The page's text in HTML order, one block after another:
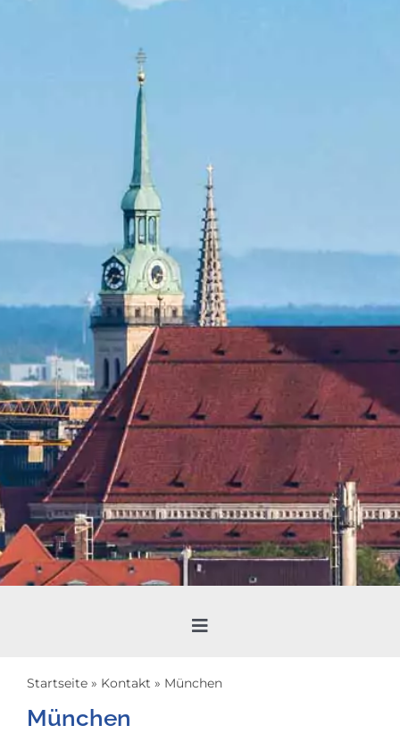
Toggle
Lübeck
Startseite» Kontakt » München
München